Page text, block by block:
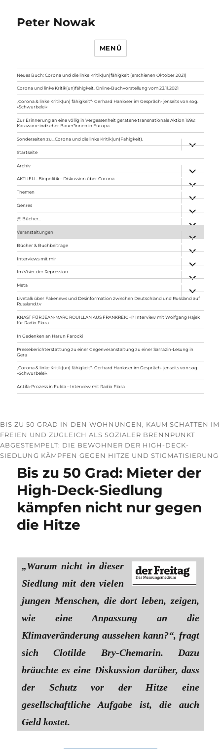
Peter Nowak
MENÜ
Neues Buch: Corona und die linke Kritik(un)fähigkeit (erschienen Oktober 2021)
Corona und linke Kritik(un)fähigkeit. Online-Buchvorstellung vom 23.11.2021
„Corona & linke Kritik(un) fähigkeit“- Gerhard Hanloser im Gespräch- jenseits von sog.
»Schwurbelei«
Zur Erinnerung an eine völlig in Vergessenheit geratene transnationale Aktion 1999:
Karawane indischer Bauer*innen in Europa
Sonderseiten zu…Corona und die linke Kritik(un)Fähigkeit).
anzeigen
Startseite
Archiv
anzeigen
AKTUELL: Biopolitik – Diskussion über Corona
anzeigen
Themen
anzeigen
Genres
anzeigen
@ Bücher…
Veranstaltungen
anzeigen
Bücher & Buchbeiträge
anzeigen
Interviews mit mir
anzeigen
Im Visier der Repression
anzeigen
Meta
anzeigen
Livetalk über Fakenews und Desinformation zwischen Deutschland und Russland auf
Russland.tv
KNAST FÜR JEAN-MARC ROUILLAN AUS FRANKREICH? Interview mit Wolfgang Hajek
für Radio Flora
In Gedenken an Harun Farocki
Presseberichterstattung zu einer Gegenveranstaltung zu einer Sarrazin-Lesung in
Gera
„Corona & linke Kritik(un) fähigkeit“- Gerhard Hanloser im Gespräch- jenseits von sog.
»Schwurbelei«
Antifa-Prozess in Fulda – Interview mit Radio Flora
BIS ZU 50 GRAD IN DEN WOHNUNGEN, KAUM SCHATTEN IM
FREIEN UND ZUGLEICH ALS SOZIALER BRENNPUNKT
ABGESTEMPELT: DIE BEWOHNER DER HIGH-DECK-
SIEDLUNG KÄMPFEN GEGEN HITZE UND STIGMATISIERUNG
Bis zu 50 Grad: Mieter der
High-Deck-Siedlung
kämpfen nicht nur gegen
die Hitze
„Warum nicht in dieser
Siedlung mit den vielen
jungen Menschen, die dort leben, zeigen,
wie eine Anpassung an die
Klimaveränderung aussehen kann?“, fragt
sich Clotilde Bry-Chemarin. Dazu
bräuchte es eine Diskussion darüber, dass
der Schutz vor der Hitze eine
gesellschaftliche Aufgabe ist, die auch
Geld kostet.